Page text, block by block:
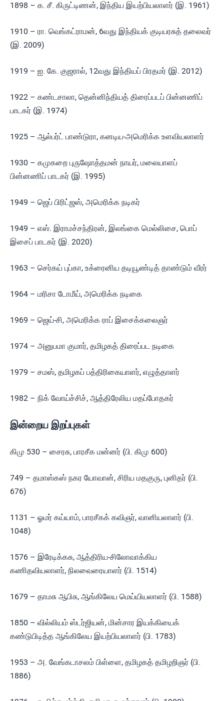
1898 – க. சீ. கிருட்டிணன், இந்திய இயற்பியலாளர் (இ. 1961)
1910 – ரா. வெங்கட்ராமன், 6வது இந்தியக் குடியரசுத் தலைவர்
(இ. 2009)
1919 – ஐ. கே. குஜரால், 12வது இந்தியப் பிரதமர் (இ. 2012)
1922 – கண்டசாலா, தென்னிந்தியத் திரைப்படப் பின்னணிப்
பாடகர் (இ. 1974)
1925 – ஆல்பர்ட் பாண்டுரா, கனடிய-அமெரிக்க உளவியலாளர்
1930 – கமுகறை புருஷோத்தமன் நாயர், மலையாளப்
பின்னணிப் பாடகர் (இ. 1995)
1949 – ஜெப் பிரிட்ஜஸ், அமெரிக்க நடிகர்
1949 – எஸ். இராமச்சந்திரன், இலங்கை மெல்லிசை, பொப்
இசைப் பாடகர் (இ. 2020)
1963 – செர்கய் புப்கா, உக்ரைனிய தடியூண்டித் தாண்டும் வீரர்
1964 – மரிசா டோமீய், அமெரிக்க நடிகை
1969 – ஜெய்-சி, அமெரிக்க ராப் இசைக்கலைஞர்
1974 – அனுபமா குமார், தமிழகத் திரைப்பட நடிகை
1979 – சமஸ், தமிழகப் பத்திரிகையாளர், எழுத்தாளர்
1982 – நிக் வோய்ச்சிச், ஆத்திரேலிய மதப்போதகர்
இன்றைய இறப்புகள்
கிமு 530 – சைரசு, பாரசீக மன்னர் (பி. கிமு 600)
749 – தமாஸ்கஸ் நகர யோவான், சிரிய மதகுரு, புனிதர் (பி.
676)
1131 – ஓமர் கய்யாம், பாரசீகக் கவிஞர், வானியலாளர் (பி.
1048)
1576 – இரேடிக்கசு, ஆத்திரிய-சிலோவாக்கிய
கணிதவியலாளர், நிலவைரையாளர் (பி. 1514)
1679 – தாமசு ஆபிசு, ஆங்கிலேய மெய்யியலாளர் (பி. 1588)
1850 – வில்லியம் ஸ்டர்ஜியன், மின்சார இயக்கியைக்
கண்டுபிடித்த ஆங்கிலேய இயற்பியலாளர் (பி. 1783)
1953 – அ. வேங்கடாசலம் பிள்ளை, தமிழகத் தமிழறிஞர் (பி.
1886)